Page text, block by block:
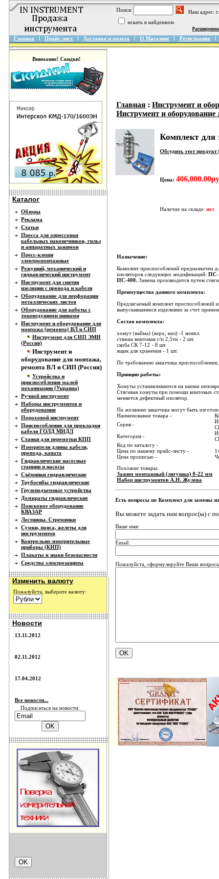
Поиск:
Наш адрес:
искать в найденном
Главная Прайс-лист Доставка и оплата О Магазине Регистрация
Внимание! Скидки!
Каталог
Обзоры
Реклама
Статьи
Пресса для опрессовки
кабельных наконечников, гильз
и аппаратных зажимов
Пресс-клещи
электромонтажные
Режущий, механический и
гидравлический инструмент
Инструмент для снятия
изоляции с провода и кабеля
Оборудование для перфорации
металлических листов
Оборудование для работы с
токоведущими шинами
Инструмент и оборудование для
монтажа (ремонта) ВЛ и СИП
Инструмент для СИП ЭМИ
(Россия)
Инструмент и
оборудование для монтажа,
ремонта ВЛ и СИП (Россия)
Устройства и
приспособления малой
механизации (Украина)
Ручной инструмент
Наборы инструментов и
оборудования
Пороховой инструмент
Приспособления для прокладки
кабеля ГОЛД МИДЛ
Станки для перемотки КПП
Измерители длины кабеля,
провода, каната
Гидравлические насосные
станции и насосы
Съёмники гидравлические
Трубогибы гидравлические
Грузоподъемные устройства
Домкраты гидравлические
Поисковое оборудование
КВАЗАР
Лестницы. Стремянки
Сумки, пояса, желеты для
инструментов
Контрольно-измерительные
приборы (КИП)
Плакаты и знаки безопасности
Средства электрозащиты
Изменить валюту
Пожалуйста, выберите валюту:
Новости
13.11.2012
02.11.2012
17.04.2012
Все новости...
Подписаться на новости:
Главная : Инструмент и
Инструмент и
Комплект для
Обсудить этот продукт
Цена:
Наличие на складе: нет
Назначение:
Комплект приспособлений предназначен
изоляторов следующих модификаций: ПС-
ПС-400. Замена производится путем
Преимущества данного комплекта:
Предлагаемый комплект приспособлений
выпускавшимися изделиями за счет
Состав комплекта:
хомут (вайма) (верх, низ) -1 компл.
стяжка винтовая г/п 2,5тн - 2 шт.
скоба СК 7-12 - 8 шт.
ящик для хранения - 1 шт.
По требованию заказчика
Принцип работы:
Хомуты устанавливаются на шапки
Стягивая хомуты при помощи винтовых
меняется дефектный изолятор.
По желанию заказчика могут быть
Наименование товара -
Серия -
Категория -
Код по каталогу -
Цена по нашему прайс-листу -
Цена прописью -
Похожие товары:
Зажим монтажный (лягушка) 8-22 мм
Набор инструментов А.Н. Жулева
Есть вопросы по Комплект для замены
Вы можете задать нам вопрос(ы) с
Ваше имя:
Email:
Пожалуйста, сформулируйте Ваши